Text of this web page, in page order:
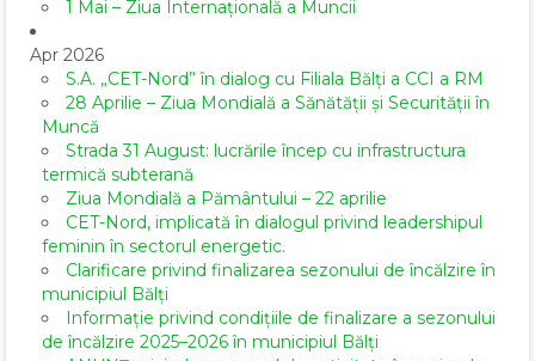
1 Mai – Ziua Internațională a Muncii
Apr 2026
S.A. „CET-Nord” în dialog cu Filiala Bălți a CCI a RM
28 Aprilie – Ziua Mondială a Sănătății și Securității în
Muncă
Strada 31 August: lucrările încep cu infrastructura
termică subterană
Ziua Mondială a Pământului – 22 aprilie
CET-Nord, implicată în dialogul privind leadershipul
feminin în sectorul energetic.
Clarificare privind finalizarea sezonului de încălzire în
municipiul Bălți
Informație privind condițiile de finalizare a sezonului
de încălzire 2025–2026 în municipiul Bălți